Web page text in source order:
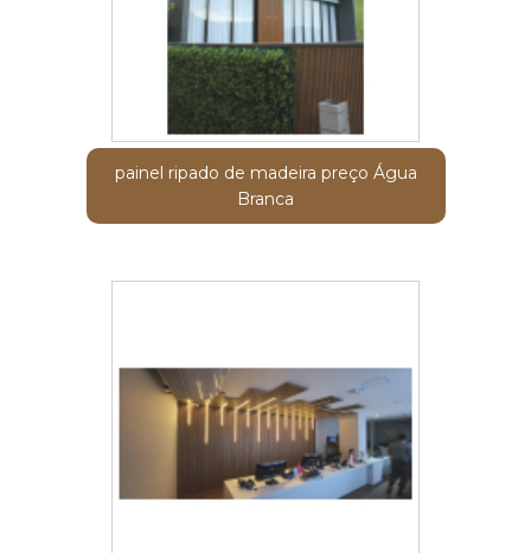
painel ripado de madeira preço Água
Branca